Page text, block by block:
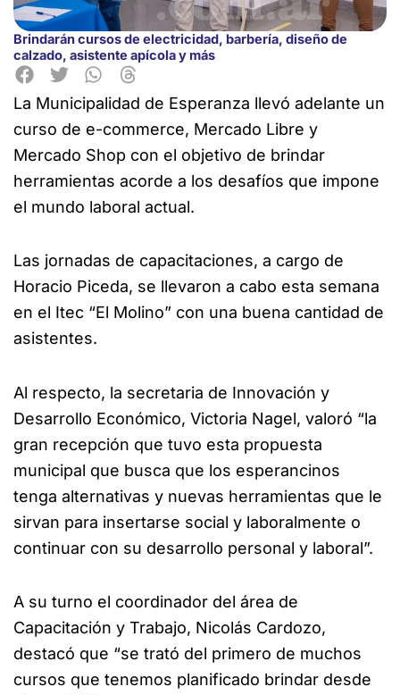
Brindarán cursos de electricidad, barbería, diseño de
calzado, asistente apícola y más
La Municipalidad de Esperanza llevó adelante un
curso de e-commerce, Mercado Libre y
Mercado Shop con el objetivo de brindar
herramientas acorde a los desafíos que impone
el mundo laboral actual.
Las jornadas de capacitaciones, a cargo de
Horacio Piceda, se llevaron a cabo esta semana
en el Itec “El Molino” con una buena cantidad de
asistentes.
Al respecto, la secretaria de Innovación y
Desarrollo Económico, Victoria Nagel, valoró “la
gran recepción que tuvo esta propuesta
municipal que busca que los esperancinos
tenga alternativas y nuevas herramientas que le
sirvan para insertarse social y laboralmente o
continuar con su desarrollo personal y laboral”.
A su turno el coordinador del área de
Capacitación y Trabajo, Nicolás Cardozo,
destacó que “se trató del primero de muchos
cursos que tenemos planificado brindar desde